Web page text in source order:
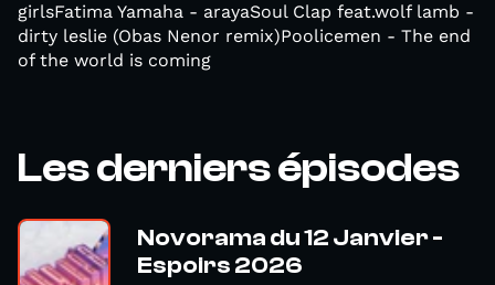
girlsFatima Yamaha - arayaSoul Clap feat.wolf lamb -
dirty leslie (Obas Nenor remix)Poolicemen - The end
of the world is coming
Les derniers épisodes
Novorama du 12 Janvier -
Espoirs 2026